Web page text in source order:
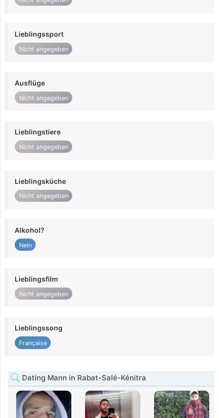
Lieblingssport
Nicht angegeben
Ausflüge
Nicht angegeben
Lieblingstiere
Nicht angegeben
Lieblingsküche
Nicht angegeben
Alkohol?
Nein
Lieblingsfilm
Nicht angegeben
Lieblingssong
Française
Dating Mann in Rabat-Salé-Kénitra